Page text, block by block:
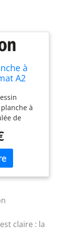
à
A2
à
de
et
avec
avec
en
claire : la